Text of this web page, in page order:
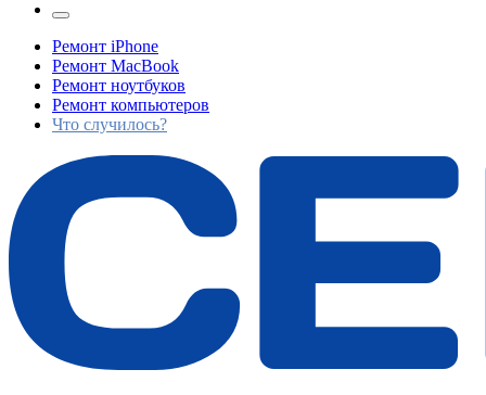
Ремонт iPhone
Ремонт MacBook
Ремонт ноутбуков
Ремонт компьютеров
Что случилось?